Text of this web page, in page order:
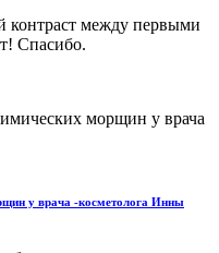
между первыми
Спасибо.
у врача -косметолога Инны